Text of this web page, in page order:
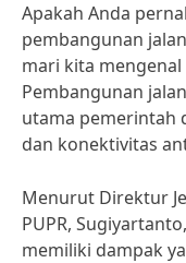
Apakah Anda
pembangunan
mari kita
Pembangunan
utama pemerintah
dan konektivitas
Menurut Direktur
PUPR,
memiliki dampak